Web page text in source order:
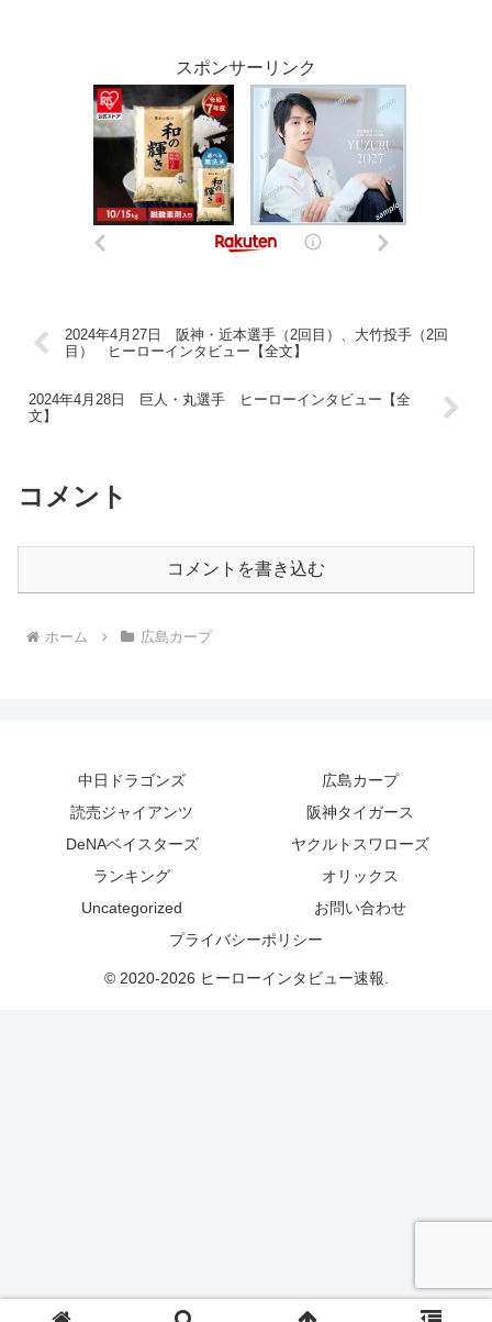
スポンサーリンク
2024年4月27日 阪神・近本選手（2回目）、大竹投手（2回
目） ヒーローインタビュー【全文】
2024年4月28日 巨人・丸選手 ヒーローインタビュー【全
文】
コメント
コメントを書き込む
ホーム 広島カープ
中日ドラゴンズ
広島カープ
読売ジャイアンツ
阪神タイガース
DeNAベイスターズ
ヤクルトスワローズ
ランキング
オリックス
Uncategorized
お問い合わせ
プライバシーポリシー
© 2020-2026 ヒーローインタビュー速報.